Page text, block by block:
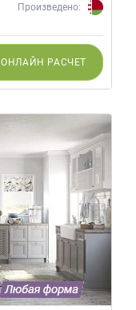
Произведено:
ОНЛАЙН РАСЧЕТ